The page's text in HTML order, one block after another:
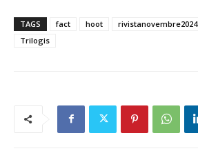
TAGS fact hoot rivistanovembre2024
Trilogis